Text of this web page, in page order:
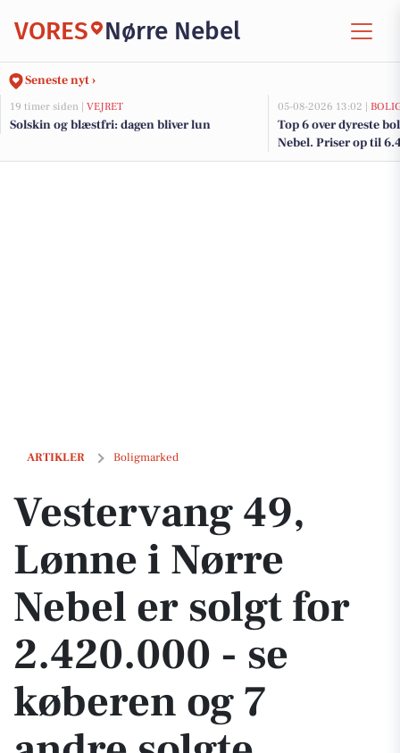
VORES Nørre Nebel
Seneste nyt ›
19 timer siden | VEJRET
Solskin og blæstfri: dagen bliver lun
05-08-2026 13:02 |
Top 6 over dyreste
Nebel. Priser op til
ARTIKLER Boligmarked
Vestervang 49, Lønne i Nørre Nebel er solgt for 2.420.000 - se
Vestervang 49,
Lønne i Nørre
Nebel er solgt for
2.420.000 - se
køberen og 7